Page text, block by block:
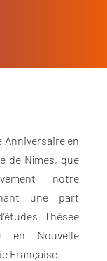
Anniversaire en
de Nîmes, que
notre
une part
Thésée
en Nouvelle
Française.